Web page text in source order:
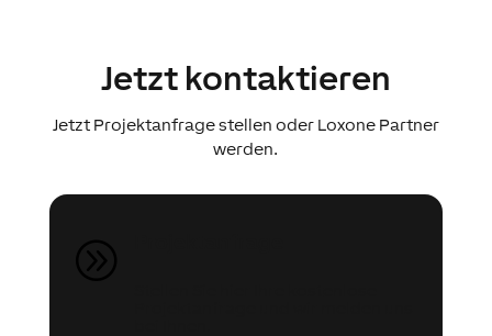
Jetzt kontaktieren
Jetzt Projektanfrage stellen oder Loxone Partner
werden.